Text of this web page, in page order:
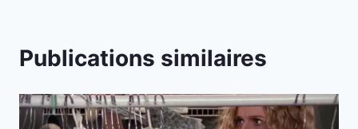
Publications similaires